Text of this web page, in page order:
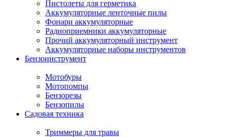
Пистолеты для герметика
Аккумуляторные ленточные пилы
Фонари аккумуляторные
Радиоприемники аккумуляторные
Прочий аккумуляторный инструмент
Аккумуляторные наборы инструментов
Бензоинструмент
Мотобуры
Мотопомпы
Бензорезы
Бензопилы
Садовая техника
Триммеры для травы